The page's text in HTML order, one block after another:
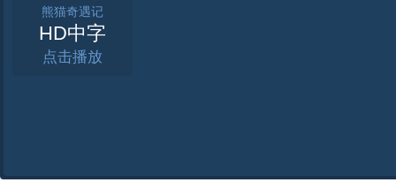
熊猫奇遇记
HD中字
点击